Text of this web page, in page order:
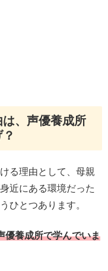
、声優養成所
る理由として、母親
近にある環境だった
ひとつあります。
優養成所で学んでいま